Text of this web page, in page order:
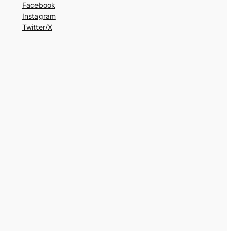
Facebook
Instagram
Twitter/X